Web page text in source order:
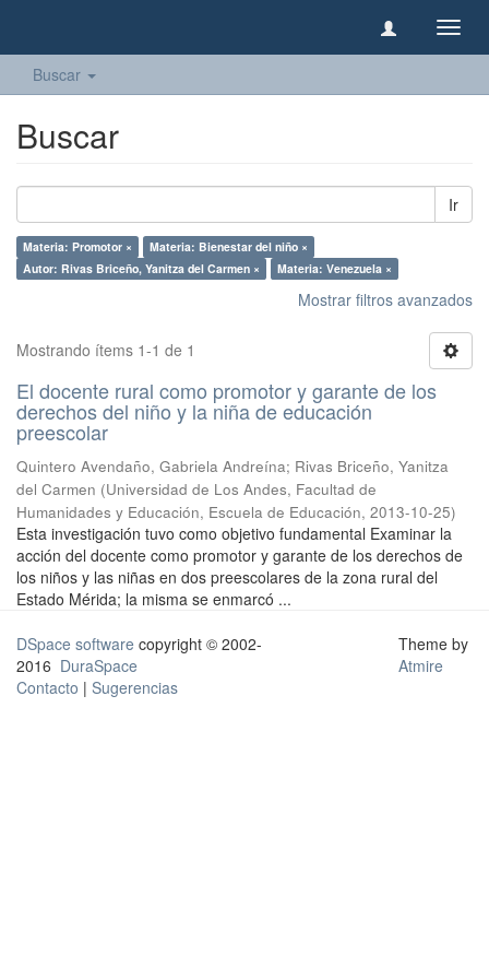
Buscar
Buscar
Ir
Materia: Promotor ×
Materia: Bienestar del niño ×
Autor: Rivas Briceño, Yanitza del Carmen ×
Materia: Venezuela ×
Mostrar filtros avanzados
Mostrando ítems 1-1 de 1
El docente rural como promotor y garante de los
derechos del niño y la niña de educación
preescolar
Quintero Avendaño, Gabriela Andreína; Rivas Briceño, Yanitza
del Carmen (Universidad de Los Andes, Facultad de
Humanidades y Educación, Escuela de Educación, 2013-10-25)
Esta investigación tuvo como objetivo fundamental Examinar la
acción del docente como promotor y garante de los derechos de
los niños y las niñas en dos preescolares de la zona rural del
Estado Mérida; la misma se enmarcó ...
DSpace software copyright © 2002-
2016 DuraSpace
Contacto | Sugerencias
Theme by
Atmire